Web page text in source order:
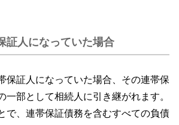
証人になっていた場合
保証人になっていた場合、その連帯保
一部として相続人に引き継がれます。
で、連帯保証債務を含むすべての負債